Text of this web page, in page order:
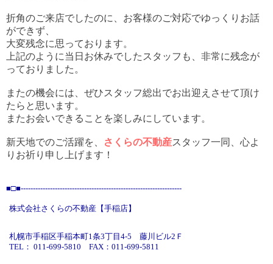
折角のご来店でしたのに、お客様のご対応でゆっくりお話
ができず、
大変残念に思っております。
上記のように当日お休みでしたスタッフも、非常に残念が
っておりました。
またの機会には、ぜひスタッフ総出でお出迎えさせて頂け
たらと思います。
またお会いできることを楽しみにしています。
新天地でのご活躍を、 さくらの不動産スタッフ一同、心よ
りお祈り申し上げます！
■□■------------------------------------------------------------------
株式会社さくらの不動産 【手稲店】
札幌市手稲区手稲本町1条3丁目4-5 藤川ビル2Ｆ
TEL： 011-699-5810 FAX：011-699-5811